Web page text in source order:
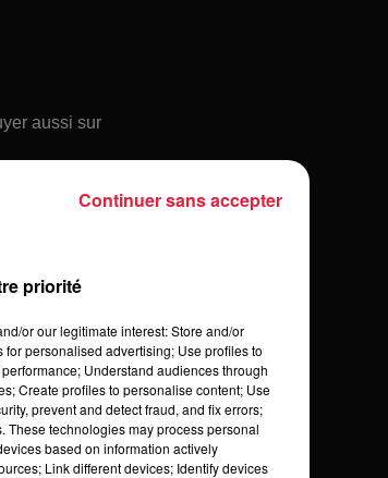
aussi sur
afin d’être
priorité
or our legitimate interest: Store and/or
personalised advertising; Use profiles to
Understand audiences through
Create profiles to personalise content; Use
prevent and detect fraud, and fix errors;
These technologies may process personal
based on information actively
Link different devices; Identify devices
Continuer sans accepter